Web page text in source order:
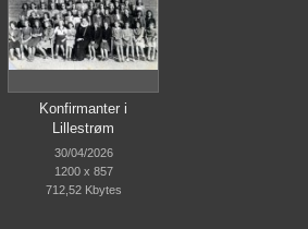
Konfirmanter i
Lillestrøm
30/04/2026
1200 x 857
712,52 Kbytes